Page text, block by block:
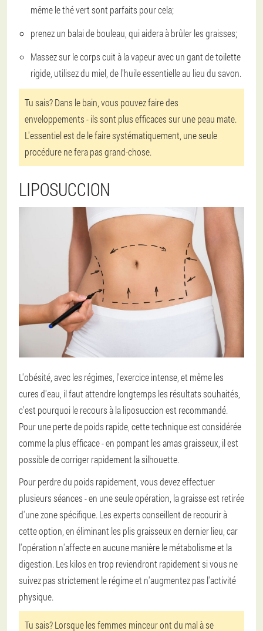
même le thé vert sont parfaits pour cela;
prenez un balai de bouleau, qui aidera à brûler les graisses;
Massez sur le corps cuit à la vapeur avec un gant de toilette
rigide, utilisez du miel, de l'huile essentielle au lieu du savon.
Tu sais? Dans le bain, vous pouvez faire des
enveloppements - ils sont plus efficaces sur une peau mate.
L'essentiel est de le faire systématiquement, une seule
procédure ne fera pas grand-chose.
LIPOSUCCION
L'obésité, avec les régimes, l'exercice intense, et même les
cures d'eau, il faut attendre longtemps les résultats souhaités,
c'est pourquoi le recours à la liposuccion est recommandé.
Pour une perte de poids rapide, cette technique est considérée
comme la plus efficace - en pompant les amas graisseux, il est
possible de corriger rapidement la silhouette.
Pour perdre du poids rapidement, vous devez effectuer
plusieurs séances - en une seule opération, la graisse est retirée
d'une zone spécifique. Les experts conseillent de recourir à
cette option, en éliminant les plis graisseux en dernier lieu, car
l'opération n'affecte en aucune manière le métabolisme et la
digestion. Les kilos en trop reviendront rapidement si vous ne
suivez pas strictement le régime et n'augmentez pas l'activité
physique.
Tu sais? Lorsque les femmes minceur ont du mal à se